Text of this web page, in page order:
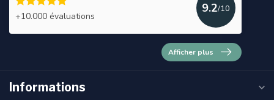
+10.000 évaluations
9.2/10
Afficher plus
Informations